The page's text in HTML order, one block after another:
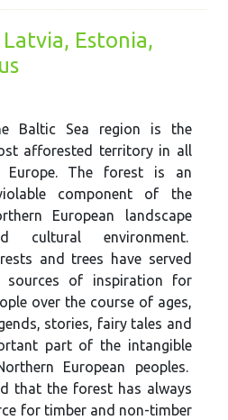
Estonia,
Baltic Sea region is the
afforested territory in all
Europe. The forest is an
component of the
European landscape
cultural environment.
and trees have served
sources of inspiration for
over the course of ages,
stories, fairy tales and
part of the intangible
European peoples.
that the forest has always
for timber and non-timber